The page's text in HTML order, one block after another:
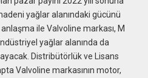
yağlar alanındaki gücünü
ile Valvoline markası, M
yağlar alanında da
Distribütörlük ve Lisans
Valvoline markasının motor,